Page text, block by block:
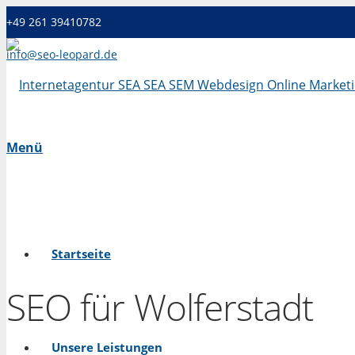
+49 261 39410782
info@seo-leopard.de
Mo - Fr 09.00 Uhr - 18.00 Uhr
Menü
Startseite
Unsere Leistungen
SEO für Wolferstadt